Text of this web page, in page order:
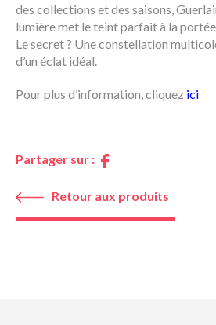
des collections et des saisons,
lumière met le teint parfait à la
Le secret ? Une constellation
d’un éclat idéal.
Pour plus d’information, cliquez ici
Partager sur :
Retour aux produits